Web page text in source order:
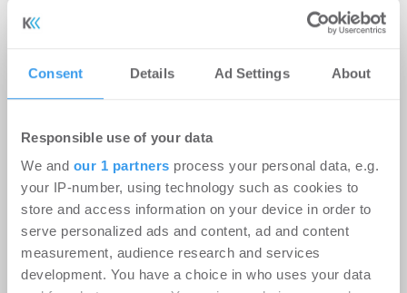
Consent Details Ad Settings About
Responsible use of your data
We and our 1 partners process your personal data, e.g.
your IP-number, using technology such as cookies to
store and access information on your device in order to
serve personalized ads and content, ad and content
measurement, audience research and services
development. You have a choice in who uses your data